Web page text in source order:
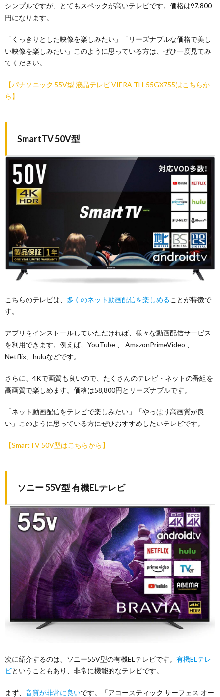
シンプルですが、とてもスペックが高いテレビです。価格は97,800
円になります。
「くっきりとした映像を楽しみたい」「リーズナブルな価格で美し
い映像を楽しみたい」このように思っている方は、ぜひ一度見てみ
てください。
【パナソニック 55V型 液晶テレビ VIERA TH-55GX755はこちらか
ら】
SmartTV 50V型
こちらのテレビは、 多くのネット動画配信を楽しめることが特徴で
す。
アプリをインストールしていただければ、様々な動画配信サービス
を利用できます。例えば、YouTube 、 AmazonPrimeVideo 、
Netflix、huluなどです。
さらに、4Kで画質も良いので、たくさんのテレビ・ネットの番組を
高画質で楽しめます。価格は58,800円とリーズナブルです。
「ネット動画配信をテレビで楽しみたい」「やっぱり高画質が良
い」このように思っている方にぜひおすすめしたいテレビです。
【SmartTV 50V型はこちらから】
ソニー 55V型 有機ELテレビ
次に紹介するのは、ソニー55V型の有機ELテレビです。 有機ELテレ
ビということもあり、非常に機能的なテレビです。
まず、 音質が非常に良いです。「アコースティック サーフェス オー